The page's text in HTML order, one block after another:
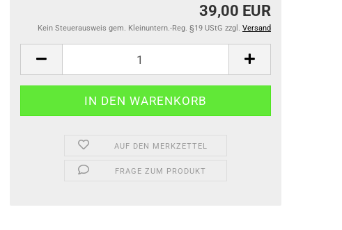
39,00 EUR
Kein Steuerausweis gem. Kleinuntern.-Reg. §19 UStG zzgl. Versand
AUF DEN MERKZETTEL
FRAGE ZUM PRODUKT